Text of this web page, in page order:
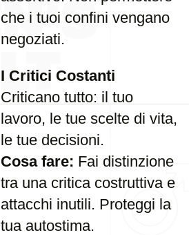
che i tuoi confini vengano
negoziati.
I Critici Costanti
Criticano tutto: il tuo
lavoro, le tue scelte di vita,
le tue decisioni.
Cosa fare: Fai distinzione
tra una critica costruttiva e
attacchi inutili. Proteggi la
tua autostima.